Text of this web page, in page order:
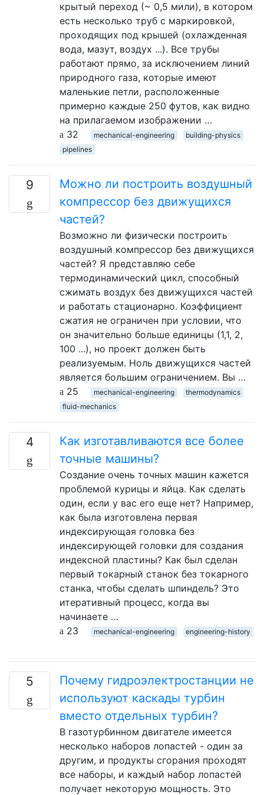
крытый переход (~ 0,5 мили), в котором
есть несколько труб с маркировкой,
проходящих под крышей (охлажденная
вода, мазут, воздух ...). Все трубы
работают прямо, за исключением линий
природного газа, которые имеют
маленькие петли, расположенные
примерно каждые 250 футов, как видно
на прилагаемом изображении …
32
mechanical-engineering
building-physics
pipelines
9
Можно ли построить воздушный
компрессор без движущихся
частей?
Возможно ли физически построить
воздушный компрессор без движущихся
частей? Я представляю себе
термодинамический цикл, способный
сжимать воздух без движущихся частей
и работать стационарно. Коэффициент
сжатия не ограничен при условии, что
он значительно больше единицы (1,1, 2,
100 ...), но проект должен быть
реализуемым. Ноль движущихся частей
является большим ограничением. Вы …
25
mechanical-engineering
thermodynamics
fluid-mechanics
4
Как изготавливаются все более
точные машины?
Создание очень точных машин кажется
проблемой курицы и яйца. Как сделать
один, если у вас его еще нет? Например,
как была изготовлена первая
индексирующая головка без
индексирующей головки для создания
индексной пластины? Как был сделан
первый токарный станок без токарного
станка, чтобы сделать шпиндель? Это
итеративный процесс, когда вы
начинаете …
23
mechanical-engineering engineering-history
5
Почему гидроэлектростанции не
используют каскады турбин
вместо отдельных турбин?
В газотурбинном двигателе имеется
несколько наборов лопастей - один за
другим, и продукты сгорания проходят
все наборы, и каждый набор лопастей
получает некоторую мощность. Это